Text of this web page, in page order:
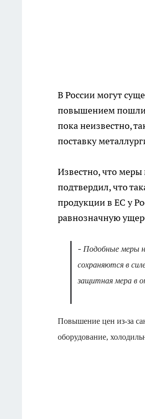
В России могут
повышением
пока неизвестно,
поставку
Известно, что
подтвердил, что
продукции в ЕС у
равнозначную
- Подобные меры
сохраняются в
защитная мера в
Повышение цен из-за
оборудование,